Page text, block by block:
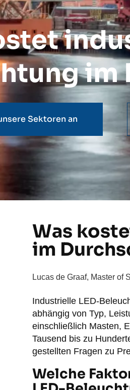
im
Sektoren an
Was
im
Lucas de Graaf, Master of
Industrielle LED-
abhängig von Typ,
einschließlich Masten,
Tausend bis zu
gestellten Fragen zu
Welche